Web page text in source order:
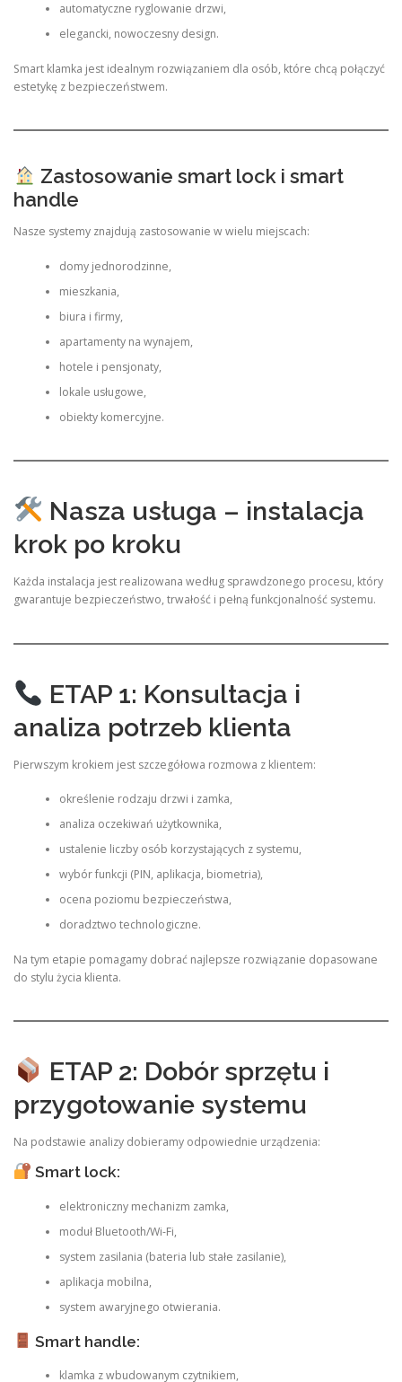
automatyczne ryglowanie drzwi,
elegancki, nowoczesny design.
Smart klamka jest idealnym rozwiązaniem dla osób, które chcą połączyć
estetykę z bezpieczeństwem.
Zastosowanie smart lock i smart
handle
Nasze systemy znajdują zastosowanie w wielu miejscach:
domy jednorodzinne,
mieszkania,
biura i firmy,
apartamenty na wynajem,
hotele i pensjonaty,
lokale usługowe,
obiekty komercyjne.
Nasza usługa – instalacja
krok po kroku
Każda instalacja jest realizowana według sprawdzonego procesu, który
gwarantuje bezpieczeństwo, trwałość i pełną funkcjonalność systemu.
ETAP 1: Konsultacja i
analiza potrzeb klienta
Pierwszym krokiem jest szczegółowa rozmowa z klientem:
określenie rodzaju drzwi i zamka,
analiza oczekiwań użytkownika,
ustalenie liczby osób korzystających z systemu,
wybór funkcji (PIN, aplikacja, biometria),
ocena poziomu bezpieczeństwa,
doradztwo technologiczne.
Na tym etapie pomagamy dobrać najlepsze rozwiązanie dopasowane
do stylu życia klienta.
ETAP 2: Dobór sprzętu i
przygotowanie systemu
Na podstawie analizy dobieramy odpowiednie urządzenia:
Smart lock:
elektroniczny mechanizm zamka,
moduł Bluetooth/Wi-Fi,
system zasilania (bateria lub stałe zasilanie),
aplikacja mobilna,
system awaryjnego otwierania.
Smart handle:
klamka z wbudowanym czytnikiem,